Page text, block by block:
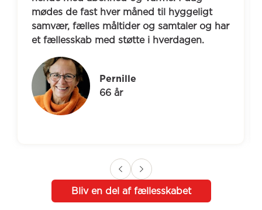
mødes de fast hver måned til hyggeligt
samvær, fælles måltider og samtaler og har
et fællesskab med støtte i hverdagen.
Pernille
66 år
Bliv en del af fællesskabet